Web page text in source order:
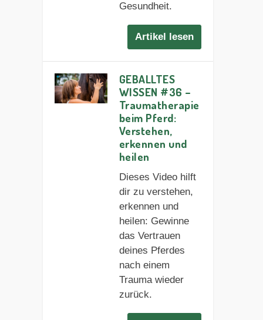
Gesundheit.
Artikel lesen
GEBALLTES
WISSEN #36 –
Traumatherapie
beim Pferd:
Verstehen,
erkennen und
heilen
Dieses Video hilft
dir zu verstehen,
erkennen und
heilen: Gewinne
das Vertrauen
deines Pferdes
nach einem
Trauma wieder
zurück.